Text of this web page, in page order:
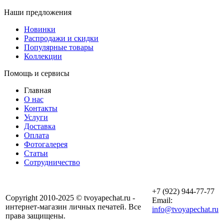
Наши предложения
Новинки
Распродажи и скидки
Популярные товары
Коллекции
Помощь и сервисы
Главная
О нас
Контакты
Услуги
Доставка
Оплата
Фотогалерея
Статьи
Сотрудничество
Copyright 2010-2025 © tvoyapechat.ru -
интернет-магазин личных печатей. Все
права защищены.
+7 (922) 944-77-77
Email:
info@tvoyapechat.ru